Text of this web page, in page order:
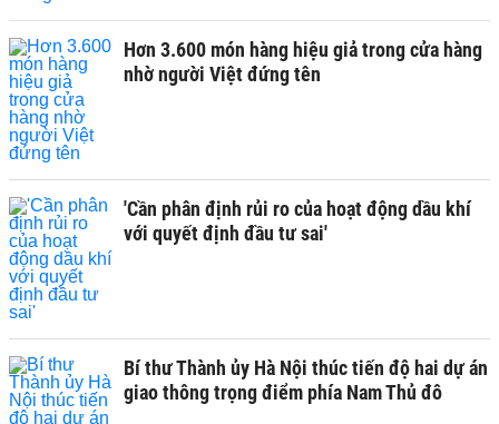
Hơn 3.600 món hàng hiệu giả trong cửa hàng
nhờ người Việt đứng tên
'Cần phân định rủi ro của hoạt động dầu khí
với quyết định đầu tư sai'
Bí thư Thành ủy Hà Nội thúc tiến độ hai dự án
giao thông trọng điểm phía Nam Thủ đô